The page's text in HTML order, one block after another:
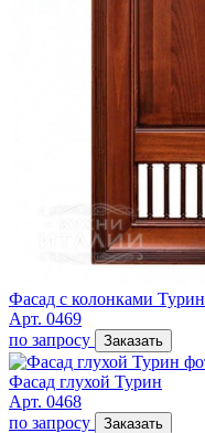
Фасад с колонками Турин
Арт. 0469
по запросу
Заказать
Фасад глухой Турин
Арт. 0468
по запросу
Заказать